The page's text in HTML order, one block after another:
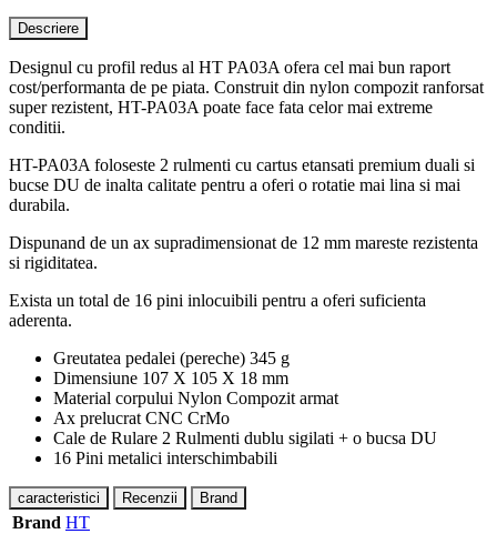
Descriere
Designul cu profil redus al HT PA03A ofera cel mai bun raport
cost/performanta de pe piata. Construit din nylon compozit ranforsat
super rezistent, HT-PA03A poate face fata celor mai extreme
conditii.
HT-PA03A foloseste 2 rulmenti cu cartus etansati premium duali si
bucse DU de inalta calitate pentru a oferi o rotatie mai lina si mai
durabila.
Dispunand de un ax supradimensionat de 12 mm mareste rezistenta
si rigiditatea.
Exista un total de 16 pini inlocuibili pentru a oferi suficienta
aderenta.
Greutatea pedalei (pereche) 345 g
Dimensiune 107 X 105 X 18 mm
Material corpului Nylon Compozit armat
Ax prelucrat CNC CrMo
Cale de Rulare 2 Rulmenti dublu sigilati + o bucsa DU
16 Pini metalici interschimbabili
caracteristici Recenzii Brand
Brand HT